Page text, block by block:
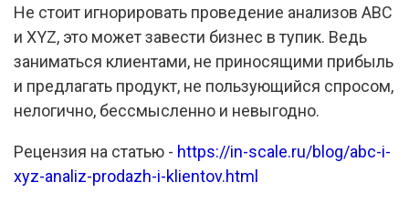
Не стоит игнорировать проведение анализов ABC
и XYZ, это может завести бизнес в тупик. Ведь
заниматься клиентами, не приносящими прибыль
и предлагать продукт, не пользующийся спросом,
нелогично, бессмысленно и невыгодно.
Рецензия на статью - https://in-scale.ru/blog/abc-i-
xyz-analiz-prodazh-i-klientov.html